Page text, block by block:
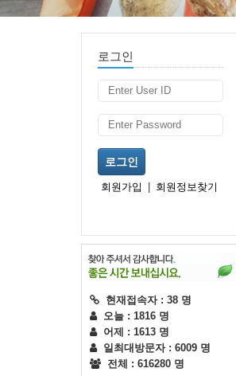
로그인
로그인
회원가입 회원정보찾기
현재접속자 : 38 명
오늘 : 1816 명
어제 : 1613 명
일최대방문자 : 6009 명
전체 : 616280 명